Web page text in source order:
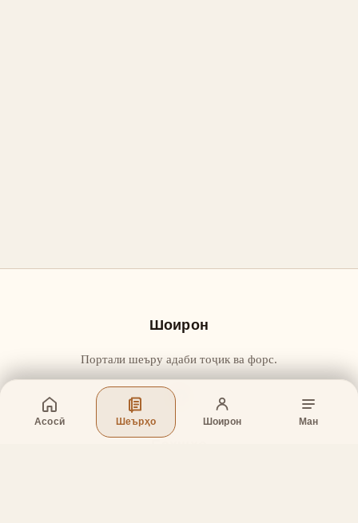
Асосӣ Шеърҳо Шоирон Ман
Шоирон
Портали шеъру адаби тоҷик ва форс.